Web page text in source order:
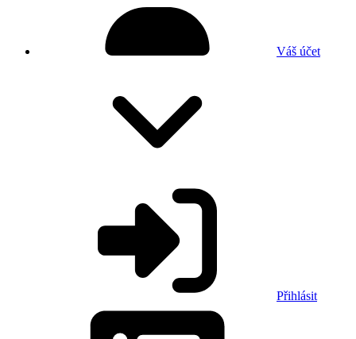
Váš účet
Přihlásit